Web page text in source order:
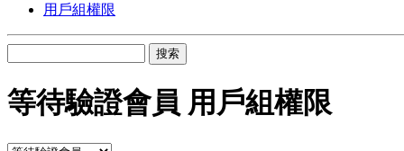
用戶組權限
搜索
等待驗證會員 用戶組權限